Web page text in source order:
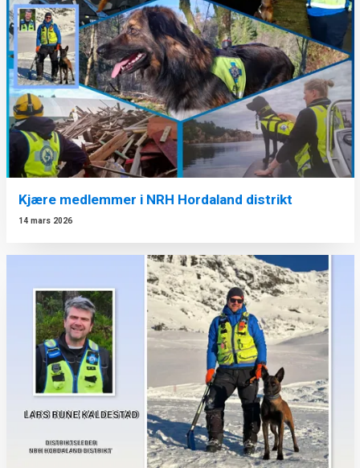
Kjære medlemmer i NRH Hordaland distrikt
14 mars 2026